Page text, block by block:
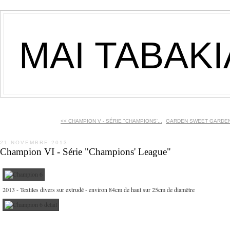
MAI
<< CHAMPION V - SÉRIE "CHAMPIONS'... GARDEN SWEET
21 NOVEMBRE 2013
Champion VI - Série "Champions' League"
2013 - Textiles divers sur extrudé - environ 84cm de haut sur 25cm de diamètre